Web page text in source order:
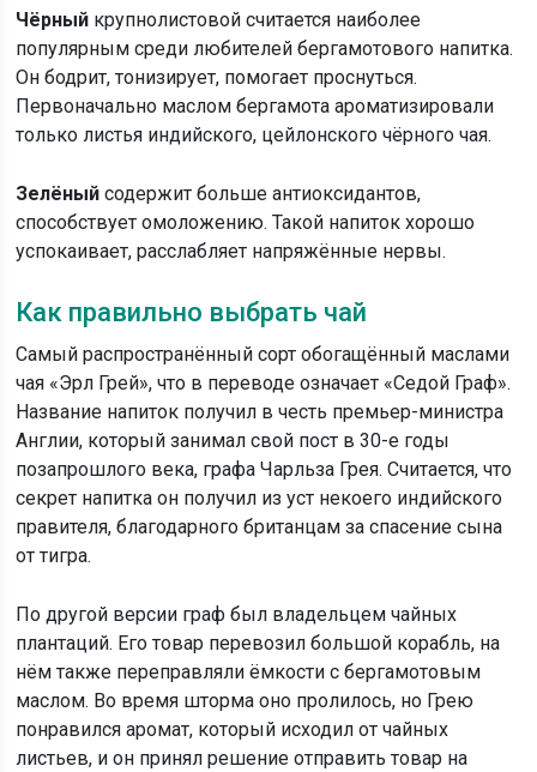
Чёрный крупнолистовой считается наиболее
популярным среди любителей бергамотового напитка.
Он бодрит, тонизирует, помогает проснуться.
Первоначально маслом бергамота ароматизировали
только листья индийского, цейлонского чёрного чая.
Зелёный содержит больше антиоксидантов,
способствует омоложению. Такой напиток хорошо
успокаивает, расслабляет напряжённые нервы.
Как правильно выбрать чай
Самый распространённый сорт обогащённый маслами
чая «Эрл Грей», что в переводе означает «Седой Граф».
Название напиток получил в честь премьер-министра
Англии, который занимал свой пост в 30-е годы
позапрошлого века, графа Чарльза Грея. Считается, что
секрет напитка он получил из уст некоего индийского
правителя, благодарного британцам за спасение сына
от тигра.
По другой версии граф был владельцем чайных
плантаций. Его товар перевозил большой корабль, на
нём также переправляли ёмкости с бергамотовым
маслом. Во время шторма оно пролилось, но Грею
понравился аромат, который исходил от чайных
листьев, и он принял решение отправить товар на